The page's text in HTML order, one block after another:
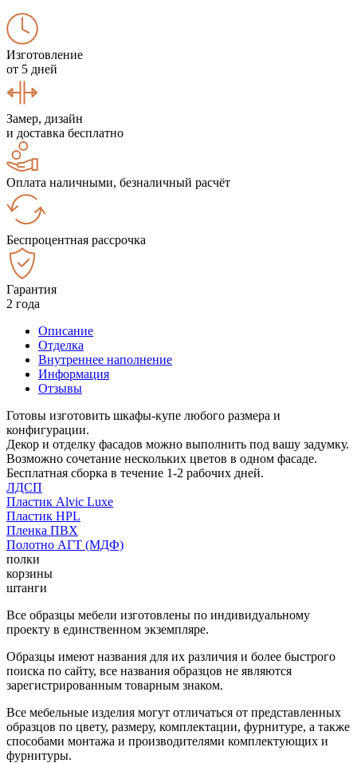
Изготовление
от 5 дней
Замер, дизайн
и доставка бесплатно
Оплата наличными, безналичный расчёт
Беспроцентная рассрочка
Гарантия
2 года
Описание
Отделка
Внутреннее наполнение
Информация
Отзывы
Готовы изготовить шкафы-купе любого размера и
конфигурации.
Декор и отделку фасадов можно выполнить под вашу задумку.
Возможно сочетание нескольких цветов в одном фасаде.
Бесплатная сборка в течение 1-2 рабочих дней.
ЛДСП
Пластик Alvic Luxe
Пластик HPL
Пленка ПВХ
Полотно АГТ (МДФ)
полки
корзины
штанги
Все образцы мебели изготовлены по индивидуальному
проекту в единственном экземпляре.
Образцы имеют названия для их различия и более быстрого
поиска по сайту, все названия образцов не являются
зарегистрированным товарным знаком.
Все мебельные изделия могут отличаться от представленных
образцов по цвету, размеру, комплектации, фурнитуре, а также
способами монтажа и производителями комплектующих и
фурнитуры.